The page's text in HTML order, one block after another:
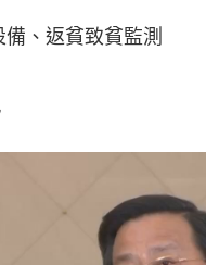
、返貧致貧監測